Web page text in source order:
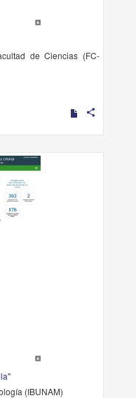
de Ciencias (FC-
share
(IBUNAM)